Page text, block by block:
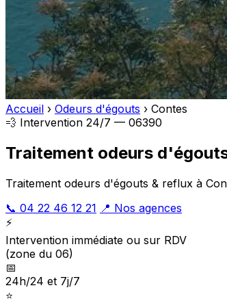
Accueil › Odeurs d'égouts › Contes
💨 Intervention 24/7 — 06390
Traitement odeurs
Traitement odeurs d'égouts & reflux à
📞 04 22 46 12 21 📍 Nos agences
⚡
Intervention immédiate ou sur RDV
(zone du 06)
📅
24h/24 et 7j/7
⭐